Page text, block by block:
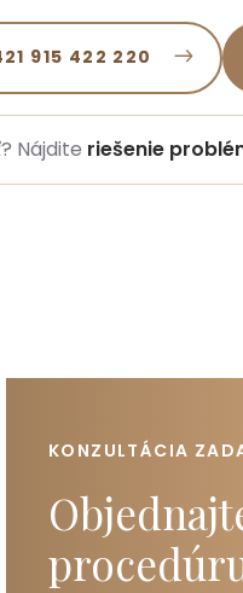
915 422 220
Nájdite riešenie
KONZULTÁCIA